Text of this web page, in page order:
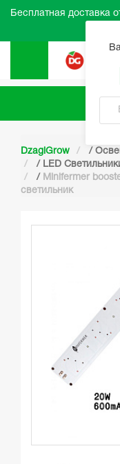
Бесплатная доставка
DzagiGrow /
/ LED
/ Minifermer
светильник